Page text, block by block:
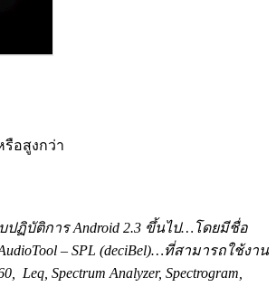
รือสูงกว่า
ปฏิบัติการ Android 2.3 ขึ้นไป…โดยมีชื่อ
– SPL (deciBel)…ที่สามารถใช้งาน
Leq, Spectrum Analyzer, Spectrogram,